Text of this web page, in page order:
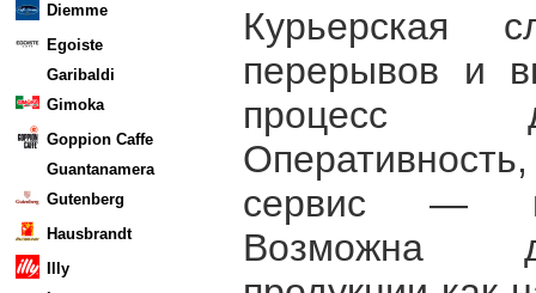
Diemme
Egoiste
Garibaldi
Gimoka
Goppion Caffe
Guantanamera
Gutenberg
Hausbrandt
Illy
Курьерская
перерывов и
процесс
сервис —
Возможна